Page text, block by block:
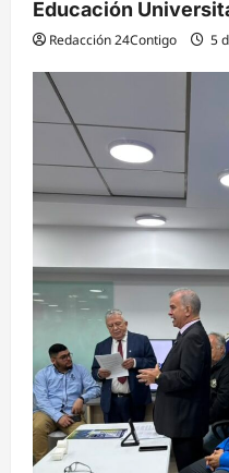
Educación
Redacción 24Contigo 5